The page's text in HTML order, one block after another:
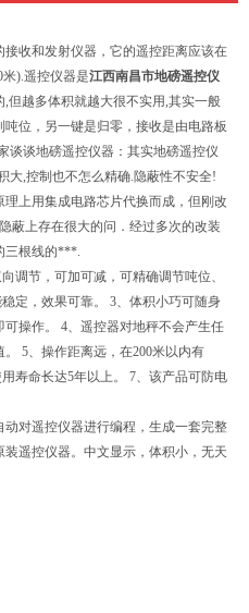
收和发射仪器，它的遥控距离应该在
米).遥控仪器是江西南昌市地磅遥控仪
但越多体积就越大很不实用,其实一般
位，另一键是归零，接收是由电路板
谈地磅遥控仪器：其实地磅遥控仪
大,控制也不怎么精确.隐蔽性不安全!
上用集成电路芯片代换而成，但刚改
蔽上存在很大的问．经过多次的改装
三根线的***.
调节，可加可减，可精确调节吨位、
定，效果可靠。 3、体积小巧可随身
操作。 4、遥控器对地秤不会产生任
5、操作距离远，在200米以内有
寿命长达5年以上。 7、该产品可防电
对遥控仪器进行编程，生成一套完整
遥控仪器。中文显示，体积小，无天